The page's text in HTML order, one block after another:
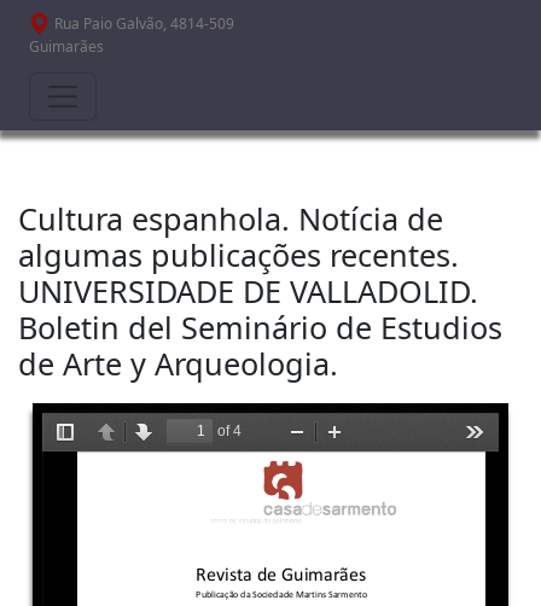
Passar para o conteúdo principal
Rua Paio Galvão, 4814-509
Guimarães
Cultura espanhola. Notícia de
algumas publicações recentes.
UNIVERSIDADE DE VALLADOLID.
Boletin del Seminário de Estudios
de Arte y Arqueologia.